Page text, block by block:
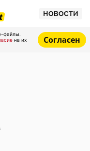
НОВОСТИ
файлы.
на их
Согласен